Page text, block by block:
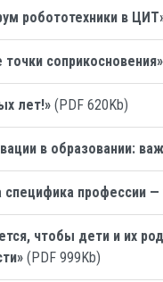
робототехники в
соприкосновения»
лет!» (PDF 620Kb)
в образовании:
специфика профессии —
чтобы дети и их
(PDF 999Kb)